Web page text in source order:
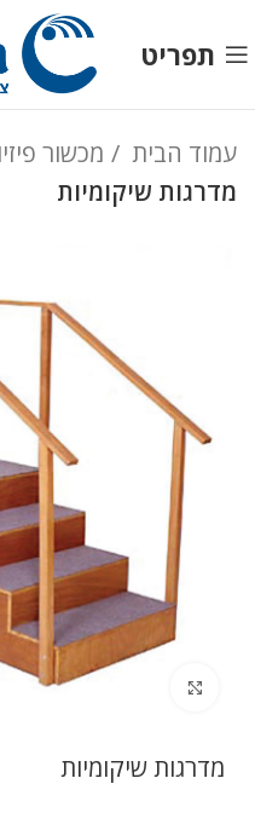
תפריט
עמוד הבית
מכשור
מדרגות שיקומיות
לחץ להגדלה
מדרגות שיקומיות